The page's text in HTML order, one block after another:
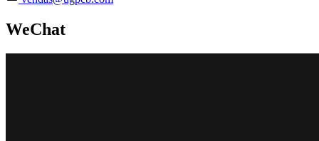
WeChat